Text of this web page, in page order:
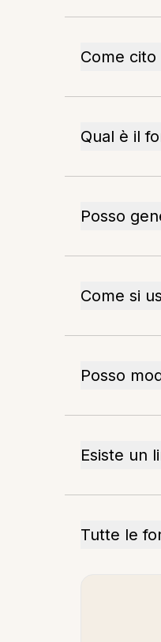
Come cito
Qual è il
Posso
Come si
Posso
Esiste un
Tutte le